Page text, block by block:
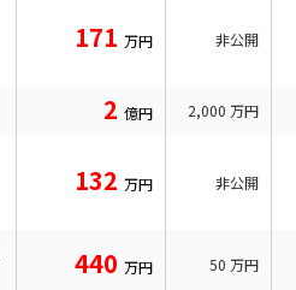
171 万円 非公開
2 億円 2,000 万円
132 万円 非公開
440 万円 50 万円